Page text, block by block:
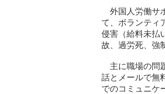
外国人労働サ
て、ボランティ
侵害（給料未払
故、過労死、強
主に職場の問
話とメールで無
でのコミュニケ